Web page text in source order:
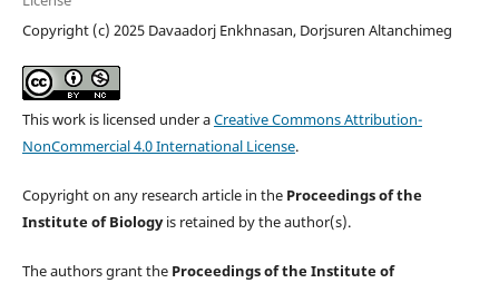
Copyright (c) 2025 Davaadorj Enkhnasan, Dorjsuren Altanchimeg
This work is licensed under aCreative Commons Attribution-
NonCommercial 4.0 International License.
Copyright on any research article in the Proceedings of the
Institute of Biologyis retained by the author(s).
The authors grant the Proceedings of the Institute of